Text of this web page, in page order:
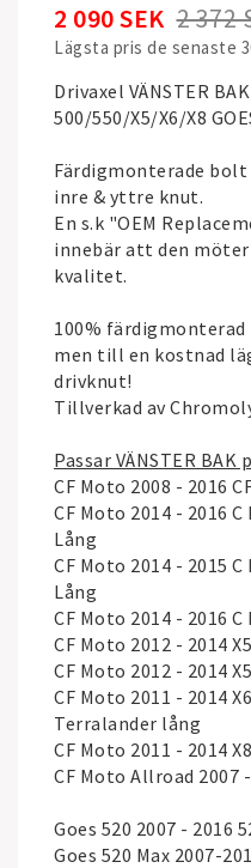
2 372
2 090 SEK
Lägsta pris de senaste
Drivaxel VÄNSTER
500/550/X5/X6/X8
Färdigmonterade
inre & yttre knut.
En s.k "OEM
innebär att den
kvalitet.
100% färdigmonterad
men till en kostnad
drivknut!
Tillverkad av
Passar VÄNSTER BAK
CF Moto 2008 - 2016
CF Moto 2014 - 2016
Lång
CF Moto 2014 - 2015 C
Lång
CF Moto 2014 - 2016 C
CF Moto 2012 - 2014
CF Moto 2012 - 2014
CF Moto 2011 - 2014
Terralander lång
CF Moto 2011 - 2014
CF Moto Allroad 2007
Goes 520 2007 - 2016
Goes 520 Max 2007-